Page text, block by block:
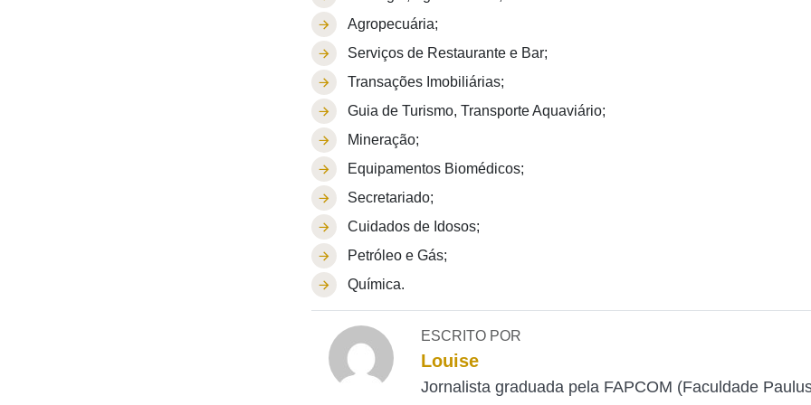
Agropecuária;
Serviços de Restaurante e Bar;
Transações Imobiliárias;
Guia de Turismo, Transporte Aquaviário;
Mineração;
Equipamentos Biomédicos;
Secretariado;
Cuidados de Idosos;
Petróleo e Gás;
Química.
ESCRITO POR
Louise
Jornalista graduada pela FAPCOM (Faculdade